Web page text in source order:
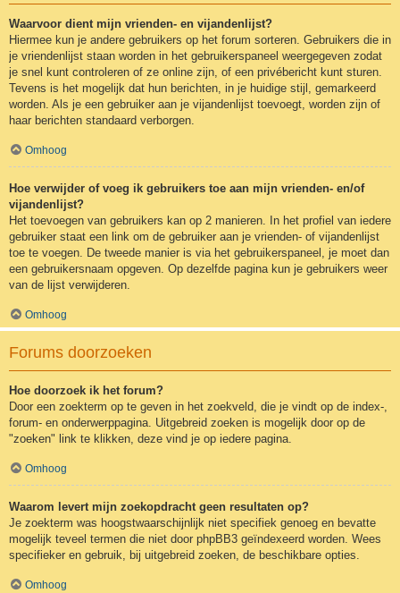
Waarvoor dient mijn vrienden- en vijandenlijst?
Hiermee kun je andere gebruikers op het forum sorteren. Gebruikers die in
je vriendenlijst staan worden in het gebruikerspaneel weergegeven zodat
je snel kunt controleren of ze online zijn, of een privébericht kunt sturen.
Tevens is het mogelijk dat hun berichten, in je huidige stijl, gemarkeerd
worden. Als je een gebruiker aan je vijandenlijst toevoegt, worden zijn of
haar berichten standaard verborgen.
Omhoog
Hoe verwijder of voeg ik gebruikers toe aan mijn vrienden- en/of
vijandenlijst?
Het toevoegen van gebruikers kan op 2 manieren. In het profiel van iedere
gebruiker staat een link om de gebruiker aan je vrienden- of vijandenlijst
toe te voegen. De tweede manier is via het gebruikerspaneel, je moet dan
een gebruikersnaam opgeven. Op dezelfde pagina kun je gebruikers weer
van de lijst verwijderen.
Omhoog
Forums doorzoeken
Hoe doorzoek ik het forum?
Door een zoekterm op te geven in het zoekveld, die je vindt op de index-,
forum- en onderwerppagina. Uitgebreid zoeken is mogelijk door op de
"zoeken" link te klikken, deze vind je op iedere pagina.
Omhoog
Waarom levert mijn zoekopdracht geen resultaten op?
Je zoekterm was hoogstwaarschijnlijk niet specifiek genoeg en bevatte
mogelijk teveel termen die niet door phpBB3 geïndexeerd worden. Wees
specifieker en gebruik, bij uitgebreid zoeken, de beschikbare opties.
Omhoog